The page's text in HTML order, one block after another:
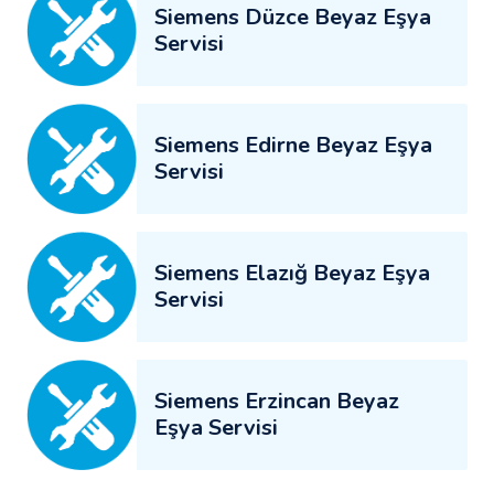
Siemens Düzce Beyaz Eşya
Servisi
Siemens Edirne Beyaz Eşya
Servisi
Siemens Elazığ Beyaz Eşya
Servisi
Siemens Erzincan Beyaz
Eşya Servisi